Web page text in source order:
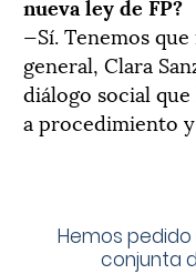
—Sí. Tenemos
general, Clara
diálogo social
a procedimiento
Hemos
conjunta